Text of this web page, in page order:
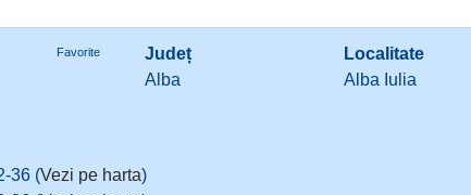
Favorite
Județ
Alba
Localitate
Alba Iulia
36 (Vezi pe harta)